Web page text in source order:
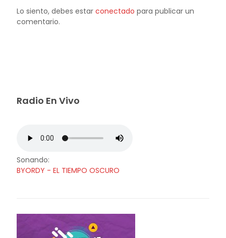
Lo siento, debes estar conectado para publicar un
comentario.
Radio En Vivo
Sonando:
BYORDY - EL TIEMPO OSCURO